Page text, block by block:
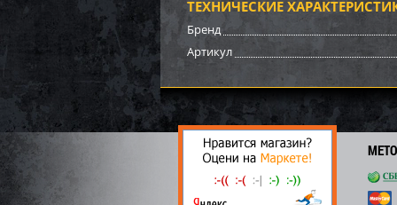
3
ТЕХНИЧЕСКИЕ
Бренд
Артикул